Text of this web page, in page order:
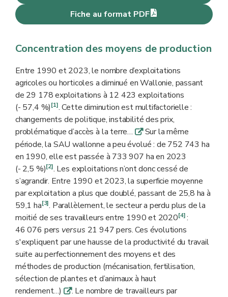
Fiche au format PDF
Concentration des moyens de production
Entre 1990 et 2023, le nombre d’exploitations
agricoles ou horticoles a diminué en Wallonie, passant
de 29 178 exploitations à 12 423 exploitations
(- 57,4 %)[1]. Cette diminution est multifactorielle :
changements de politique, instabilité des prix,
problématique d’accès à la terre… qSur la même
période, la SAU wallonne a peu évolué : de 752 743 ha
en 1990, elle est passée à 733 907 ha en 2023
(- 2,5 %)[2]. Les exploitations n’ont donc cessé de
s’agrandir. Entre 1990 et 2023, la superficie moyenne
par exploitation a plus que doublé, passant de 25,8 ha à
59,1 ha[3]. Parallèlement, le secteur a perdu plus de la
moitié de ses travailleurs entre 1990 et 2020[4] :
46 076 pers versus 21 947 pers. Ces évolutions
s'expliquent par une hausse de la productivité du travail
suite au perfectionnement des moyens et des
méthodes de production (mécanisation, fertilisation,
sélection de plantes et d’animaux à haut
rendement…) q. Le nombre de travailleurs par